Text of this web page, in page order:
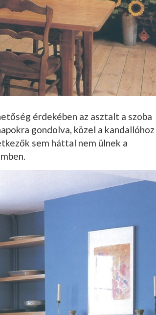
érdekében az asztalt a szoba
gondolva, közel a kandallóhoz
sem háttal nem ülnek a